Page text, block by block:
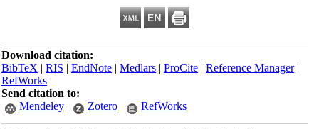
Download citation:
BibTeX|RIS|EndNote|Medlars|ProCite|Reference Manager
RefWorks
Send citation to:
Mendeley
Zotero RefWorks